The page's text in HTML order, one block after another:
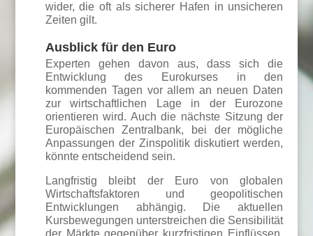
wider, die oft als sicherer Hafen in unsicheren
Zeiten gilt.
Ausblick für den Euro
Experten gehen davon aus, dass sich die
Entwicklung des Eurokurses in den
kommenden Tagen vor allem an neuen Daten
zur wirtschaftlichen Lage in der Eurozone
orientieren wird. Auch die nächste Sitzung der
Europäischen Zentralbank, bei der mögliche
Anpassungen der Zinspolitik diskutiert werden,
könnte entscheidend sein.
Langfristig bleibt der Euro von globalen
Wirtschaftsfaktoren und geopolitischen
Entwicklungen abhängig. Die aktuellen
Kursbewegungen unterstreichen die Sensibilität
der Märkte gegenüber kurzfristigen Einflüssen,